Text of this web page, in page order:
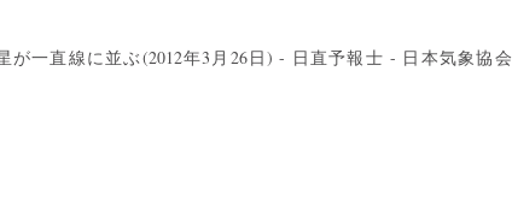
が一直線に並ぶ(2012年3月26日) - 日直予報士 - 日本気象協会